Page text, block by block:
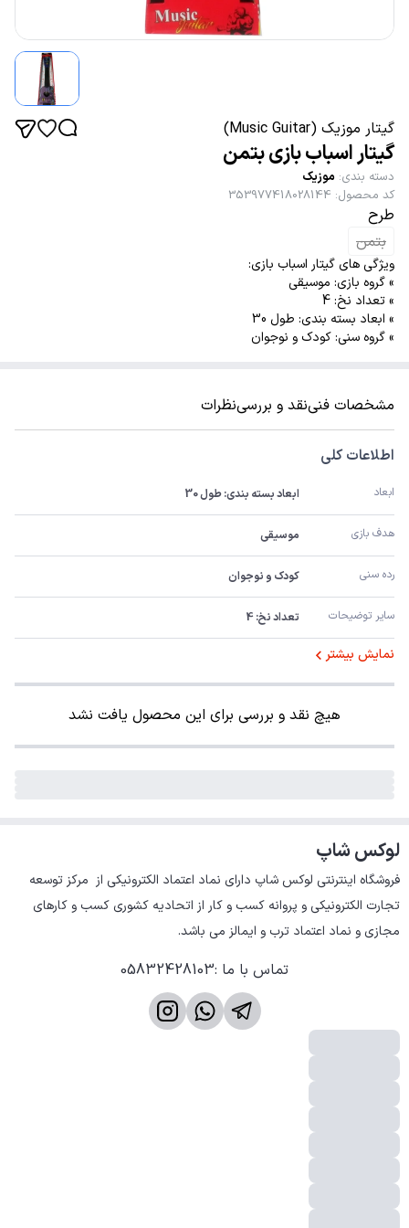
گیتار موزیک (Music Guitar)
گیتار اسباب بازی بتمن
دسته بندی: موزیک
کد محصول:
353977418028144
طرح
بتمن
ویژگی های گیتار اسباب بازی:
» گروه بازی: موسیقی
» تعداد نخ: 4
» ابعاد بسته بندی: طول 30
» گروه سنی: کودک و نوجوان
مشخصات فنینقد و بررسینظرات
اطلاعات کلی
ابعاد ابعاد بسته بندی: طول 30
هدف بازی موسیقی
رده سنی کودک و نوجوان
سایر توضیحات تعداد نخ: 4
نمایش بیشتر
هیچ نقد و بررسی برای این محصول یافت نشد
لوکس شاپ
مجازی و نماد اعتماد ترب و ایمالز می باشد.
تماس با ما :
05832428103